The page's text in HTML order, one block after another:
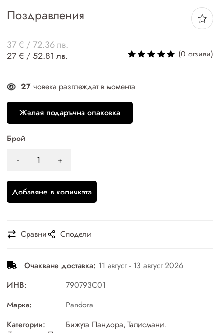
Поздравления
37 € / 72.36 лв.
27 € / 52.81 лв.
(0 отзиви)
27 човека разглеждат в момента
Желая подаръчна опаковка
Брой
Добавяне в количката
Сравни Сподели
Очакване доставка: 11 август - 13 август 2026
ИНВ:
790793C01
Марка:
Pandora
Категории:
Бижута Пандора,Талисмани,